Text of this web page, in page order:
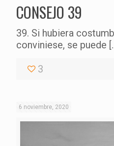
CONSEJO 39
39. Si hubiera
conviniese, se puede
3
6 noviembre, 2020